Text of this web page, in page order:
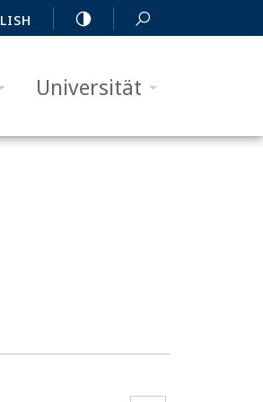
Universität